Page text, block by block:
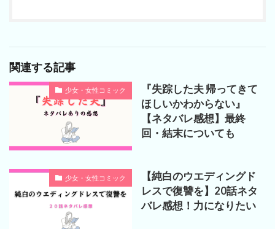
関連する記事
少女・女性コミック
『失踪した夫 帰ってきて
ほしいかわからない』
【ネタバレ感想】最終
回・結末についても
少女・女性コミック
【純白のウエディングド
レスで復讐を】20話ネタ
バレ感想！力になりたい